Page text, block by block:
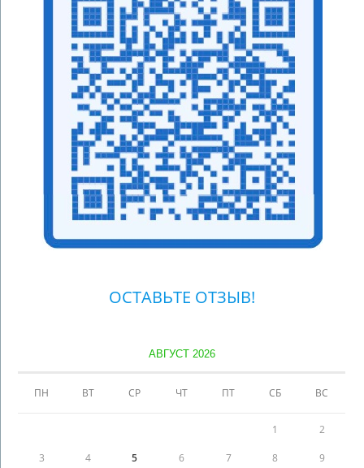
ОСТАВЬТЕ ОТЗЫВ!
АВГУСТ 2026
ПН ВТ СР ЧТ ПТ СБ ВС
1 2
3 4 5 6 7 8 9